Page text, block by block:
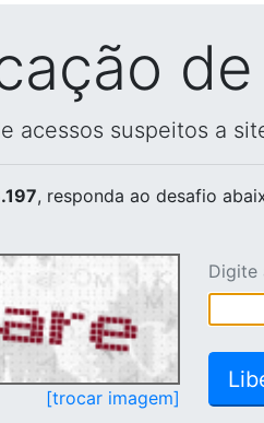
acessos suspeitos a
, responda ao desafio
[trocar imagem]
Digite